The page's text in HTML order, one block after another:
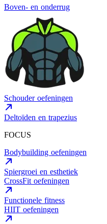
Boven- en onderrug
Schouder oefeningen
Deltoïden en trapezius
FOCUS
Bodybuilding oefeningen
Spiergroei en esthetiek
CrossFit oefeningen
Functionele fitness
HIIT oefeningen